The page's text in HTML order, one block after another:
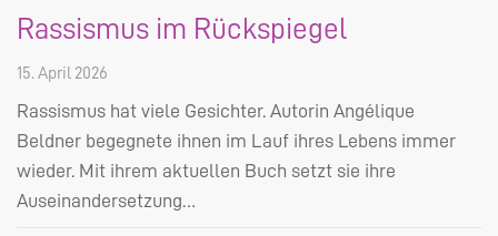
Rassismus im Rückspiegel
15. April 2026
Rassismus hat viele Gesichter. Autorin Angélique
Beldner begegnete ihnen im Lauf ihres Lebens immer
wieder. Mit ihrem aktuellen Buch setzt sie ihre
Auseinandersetzung…